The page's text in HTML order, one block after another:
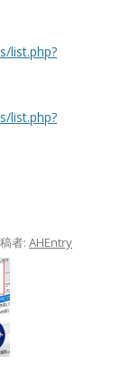
list.php?
list.php?
者: AHEntry